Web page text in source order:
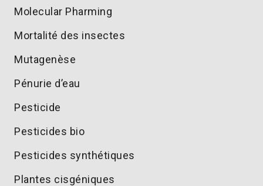
Molecular Pharming
Mortalité des insectes
Mutagenèse
Pénurie d’eau
Pesticide
Pesticides bio
Pesticides synthétiques
Plantes cisgéniques